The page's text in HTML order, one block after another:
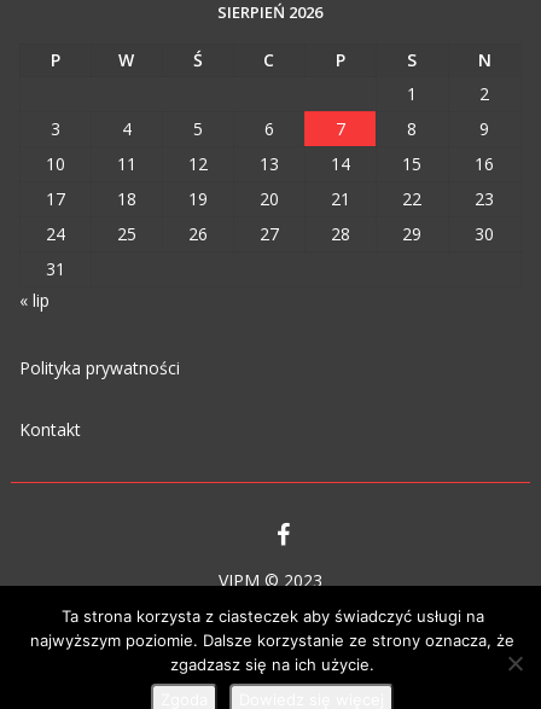
SIERPIEŃ 2026
P W Ś C P S
N
1
2
3
4 5 6 7 8
9
10
11 12 13 14 15
16
17
18 19 20 21 22
23
24
25 26 27 28 29
30
31
« lip
Polityka prywatności
Kontakt
VIPM © 2023
Ta strona korzysta z ciasteczek aby świadczyć usługi na
najwyższym poziomie. Dalsze korzystanie ze strony oznacza, że
zgadzasz się na ich użycie.